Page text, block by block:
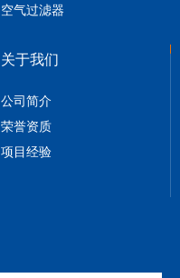
空气过滤器
关于我们
公司简介
荣誉资质
项目经验